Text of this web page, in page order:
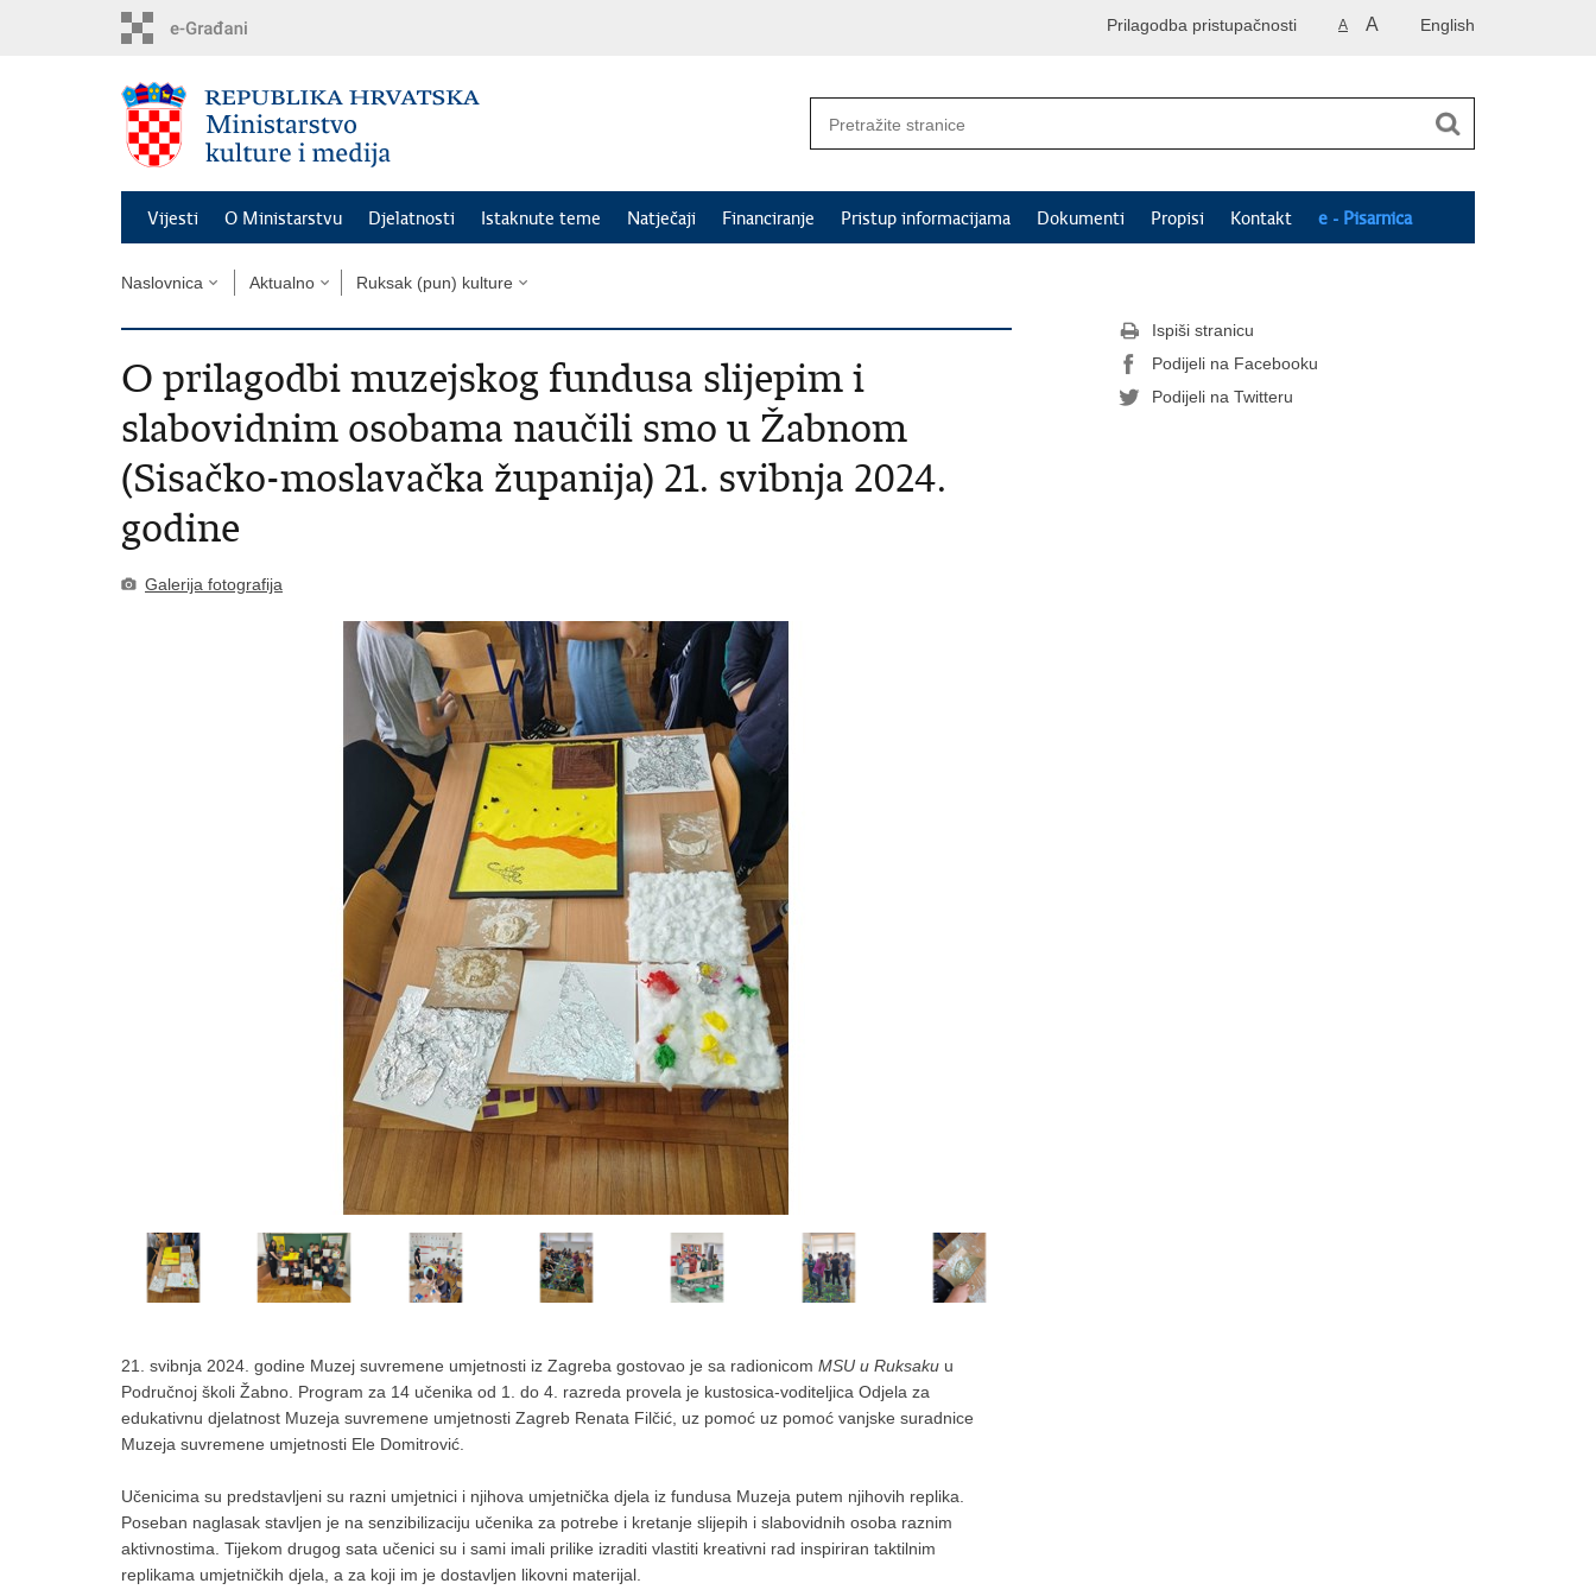
English
A A
Prilagodba pristupačnosti
Vijesti O Ministarstvu Djelatnosti Istaknute teme Natječaji Financiranje Pristup informacijama Dokumenti Propisi Kontakt e - Pisarnica
Naslovnica Aktualno Ruksak (pun) kulture
O prilagodbi muzejskog fundusa slijepim i
slabovidnim osobama naučili smo u Žabnom
(Sisačko-moslavačka županija) 21. svibnja 2024.
godine
Galerija fotografija
21. svibnja 2024. godine Muzej suvremene umjetnosti iz Zagreba gostovao je sa radionicom MSU u Ruksaku u
Područnoj školi Žabno. Program za 14 učenika od 1. do 4. razreda provela je kustosica-voditeljica Odjela za
edukativnu djelatnost Muzeja suvremene umjetnosti Zagreb Renata Filčić, uz pomoć uz pomoć vanjske suradnice
Muzeja suvremene umjetnosti Ele Domitrović.
Učenicima su predstavljeni su razni umjetnici i njihova umjetnička djela iz fundusa Muzeja putem njihovih replika.
Poseban naglasak stavljen je na senzibilizaciju učenika za potrebe i kretanje slijepih i slabovidnih osoba raznim
aktivnostima. Tijekom drugog sata učenici su i sami imali prilike izraditi vlastiti kreativni rad inspiriran taktilnim
replikama umjetničkih djela, a za koji im je dostavljen likovni materijal.
Ispiši stranicu
Podijeli na Facebooku
Podijeli na Twitteru